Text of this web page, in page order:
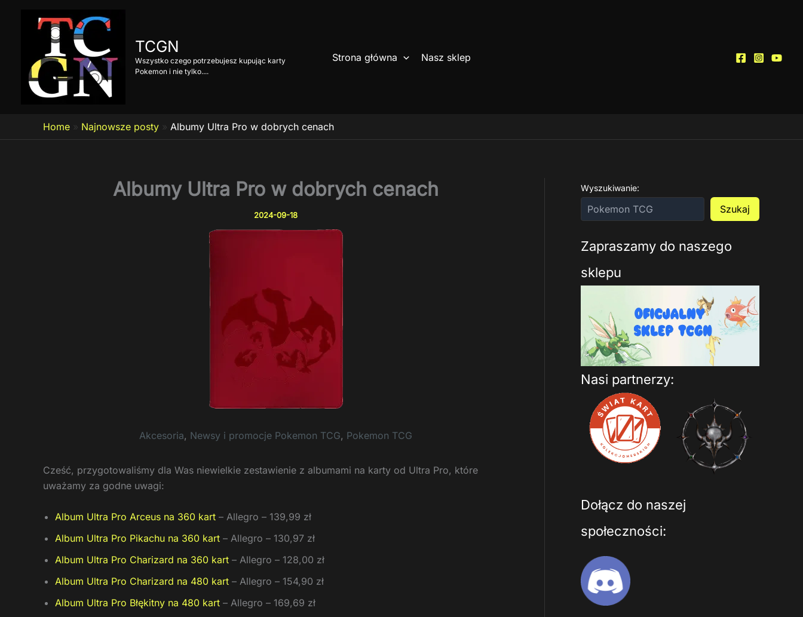
TCGN
Wszystko czego potrzebujesz kupując karty
Pokemon i nie tylko....
Strona główna Nasz sklep
Home » Najnowsze posty » Albumy Ultra Pro w dobrych cenach
Albumy Ultra Pro w dobrych cenach
2024-09-18
Akcesoria, Newsy i promocje Pokemon TCG, Pokemon TCG
Cześć, przygotowaliśmy dla Was niewielkie zestawienie z albumami na karty od Ultra Pro, które
uważamy za godne uwagi:
Album Ultra Pro Arceus na 360 kart – Allegro – 139,99 zł
Album Ultra Pro Pikachu na 360 kart – Allegro – 130,97 zł
Album Ultra Pro Charizard na 360 kart – Allegro – 128,00 zł
Album Ultra Pro Charizard na 480 kart – Allegro – 154,90 zł
Album Ultra Pro Błękitny na 480 kart – Allegro – 169,69 zł
Wyszukiwanie:
Szukaj
Zapraszamy do naszego
sklepu
Nasi partnerzy:
Dołącz do naszej
społeczności: